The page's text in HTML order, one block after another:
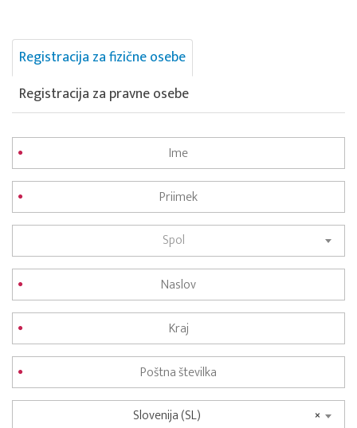
Registracija za fizične osebe
Registracija za pravne osebe
Spol
×
Slovenija (SL)